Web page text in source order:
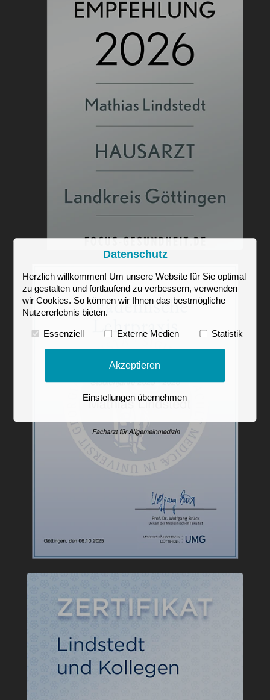
Datenschutz
Herzlich willkommen! Um unsere Website für Sie optimal
zu gestalten und fortlaufend zu verbessern, verwenden
wir Cookies. So können wir Ihnen das bestmögliche
Nutzererlebnis bieten.
Essenziell Externe Medien Statistik
Akzeptieren
Einstellungen übernehmen